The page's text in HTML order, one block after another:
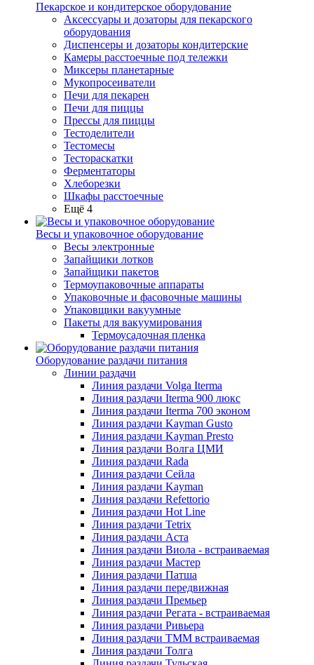
Пекарское и кондитерское оборудование
Аксессуары и дозаторы для пекарского
оборудования
Диспенсеры и дозаторы кондитерские
Камеры расстоечные под тележки
Миксеры планетарные
Мукопросеиватели
Печи для пекарен
Печи для пиццы
Прессы для пиццы
Тестоделители
Тестомесы
Тестораскатки
Ферментаторы
Хлеборезки
Шкафы расстоечные
Ещё 4
Весы и упаковочное оборудование
Весы электронные
Запайщики лотков
Запайщики пакетов
Термоупаковочные аппараты
Упаковочные и фасовочные машины
Упаковщики вакуумные
Пакеты для вакуумирования
Термоусадочная пленка
Оборудование раздачи питания
Линии раздачи
Линия раздачи Volga Iterma
Линия раздачи Iterma 900 люкс
Линия раздачи Iterma 700 эконом
Линия раздачи Kayman Gusto
Линия раздачи Kayman Presto
Линия раздачи Волга ЦМИ
Линия раздачи Rada
Линия раздачи Сейла
Линия раздачи Kayman
Линия раздачи Refettorio
Линия раздачи Hot Line
Линия раздачи Tetrix
Линия раздачи Аста
Линия раздачи Виола - встраиваемая
Линия раздачи Мастер
Линия раздачи Патша
Линия раздачи передвижная
Линия раздачи Премьер
Линия раздачи Регата - встраиваемая
Линия раздачи Ривьера
Линия раздачи ТММ встраиваемая
Линия раздачи Толга